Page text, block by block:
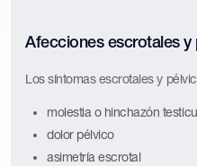
Afecciones escrotales y
Los síntomas escrotales y
molestia o hinchazón
dolor pélvico
asimetría escrotal